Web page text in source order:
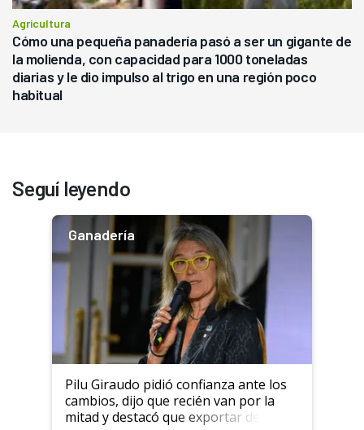
Agricultura
Cómo una pequeña panadería pasó a ser un gigante de
la molienda, con capacidad para 1000 toneladas
diarias y le dio impulso al trigo en una región poco
habitual
Seguí leyendo
Ganadería
Pilu Giraudo pidió confianza ante los
cambios, dijo que recién van por la
mitad y destacó que exportar dejó de